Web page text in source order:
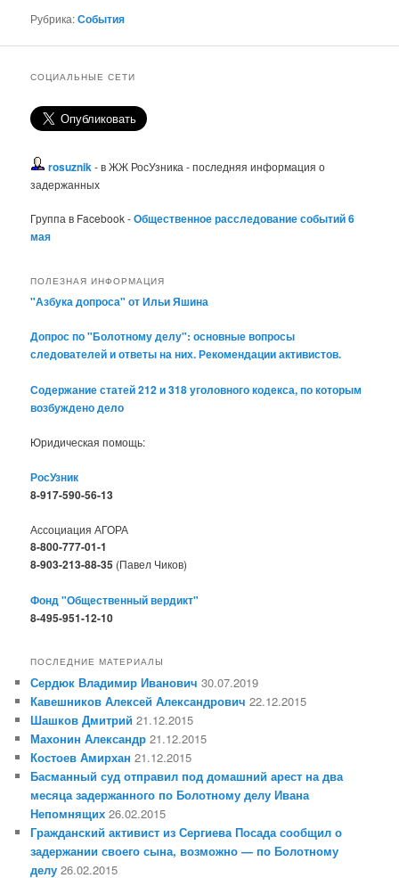
Рубрика:События
СОЦИАЛЬНЫЕ СЕТИ
rosuznik- в ЖЖ РосУзника - последняя информация о
задержанных
Группа в Facebook -Общественное расследование событий 6
мая
ПОЛЕЗНАЯ ИНФОРМАЦИЯ
"Азбука допроса" от Ильи Яшина
Допрос по "Болотному делу": основные вопросы
следователей и ответы на них. Рекомендации активистов.
Содержание статей 212 и 318 уголовного кодекса, по которым
возбуждено дело
Юридическая помощь:
РосУзник
8-917-590-56-13
Ассоциация АГОРА
8-800-777-01-1
8-903-213-88-35 (Павел Чиков)
Фонд "Общественный вердикт"
8-495-951-12-10
ПОСЛЕДНИЕ МАТЕРИАЛЫ
Сердюк Владимир Иванович 30.07.2019
Кавешников Алексей Александрович 22.12.2015
Шашков Дмитрий 21.12.2015
Махонин Александр 21.12.2015
Костоев Амирхан 21.12.2015
Басманный суд отправил под домашний арест на два
месяца задержанного по Болотному делу Ивана
Непомнящих 26.02.2015
Гражданский активист из Сергиева Посада сообщил о
задержании своего сына, возможно — по Болотному
делу 26.02.2015